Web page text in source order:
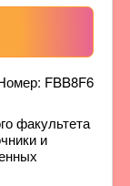
FBB8F6
факультета
и